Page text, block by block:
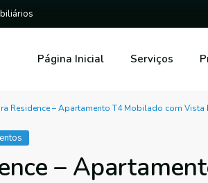
Página Inicial Serviços
Residence – Apartamento T4 Mobilado com Vista
–